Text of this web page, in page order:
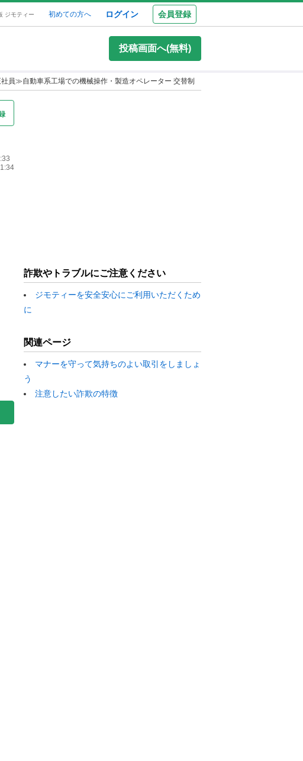
ジモティー 初めての方へ ログイン 会員登録
投稿画面へ(無料)
員≫自動車系工場での機械操作・製造オペレーター 交替制
詐欺やトラブルにご注意ください
ジモティーを安全安心にご利用いただくため
に
関連ページ
マナーを守って気持ちのよい取引をしましょ
う
注意したい詐欺の特徴